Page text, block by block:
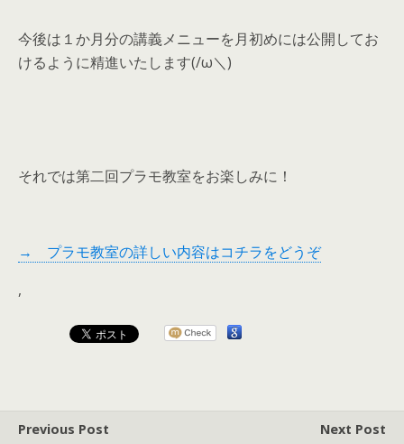
今後は１か月分の講義メニューを月初めには公開してお
けるように精進いたします(/ω＼)
それでは第二回プラモ教室をお楽しみに！
→ プラモ教室の詳しい内容はコチラをどうぞ
,
Previous Post
Next Post